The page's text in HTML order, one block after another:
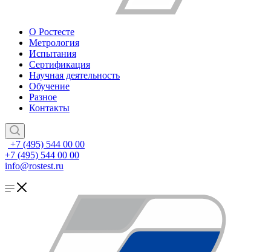
О Ростесте
Метрология
Испытания
Сертификация
Научная деятельность
Обучение
Разное
Контакты
+7 (495) 544 00 00
+7 (495) 544 00 00
info@rostest.ru